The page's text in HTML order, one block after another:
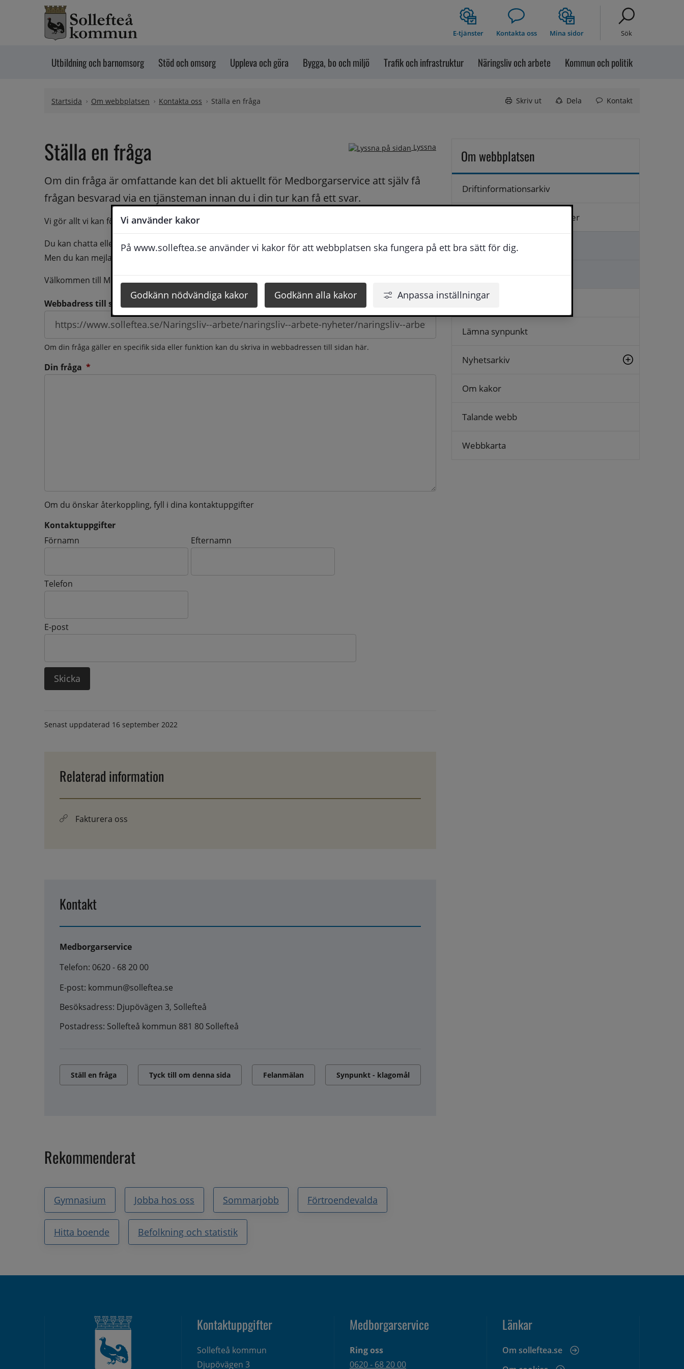
Vi använder kakor
På www.solleftea.se använder vi kakor för att webbplatsen ska fungera på ett bra sätt för dig.
Godkänn nödvändiga kakor Godkänn alla kakor Anpassa inställningar
Hoppa till innehåll
E-tjänster Kontakta oss Mina sidor Sök
Utbildning och barnomsorg Stöd och omsorg Uppleva och göra Bygga, bo och miljö Trafik och infrastruktur Näringsliv och arbete Kommun och politik
Startsida Om webbplatsen Kontakta oss Ställa en fråga Skriv ut Dela Kontakt
Lyssna
Ställa en fråga
Om din fråga är omfattande kan det bli aktuellt för Medborgarservice att själv få
frågan besvarad via en tjänsteman innan du i din tur kan få ett svar.
Vi gör allt vi kan för att du ska få hjälp och svar på dina frågor fortast möjligt.
Du kan chatta eller ringa oss med din fråga så besvarar vi dig så snabbt som möjligt under arbetstid.
Men du kan mejla oss din fråga dygnt runt och du få svaret inom 2 - 4 arbetsdagar.
Välkommen till Medborgarservice!
Webbadress till sidan som frågan berör
Om din fråga gäller en specifik sida eller funktion kan du skriva in webbadressen till sidan här.
Din fråga *
Om du önskar återkoppling, fyll i dina kontaktuppgifter
Kontaktuppgifter
Kontaktuppgifter
Förnamn Efternamn
Telefon
E-post
Senast uppdaterad 16 september 2022
Relaterad information
Fakturera oss
Kontakt
Medborgarservice
Telefon: 0620 - 68 20 00
E-post: kommun@solleftea.se
Besöksadress: Djupövägen 3, Sollefteå
Postadress: Sollefteå kommun 881 80 Sollefteå
Ställ en fråga Tyck till om denna sida Felanmälan Synpunkt - klagomål
Rekommenderat
Gymnasium Jobba hos oss Sommarjobb Förtroendevalda
Hitta boende Befolkning och statistik
Om webbplatsen
Driftinformationsarkiv
Hantering av personuppgifter
Kontakta oss
Ställa en fråga
Logga in
Lämna synpunkt
Nyhetsarkiv
Om kakor
Talande webb
Webbkarta
Kontaktuppgifter
Sollefteå kommun
Djupövägen 3
Medborgarservice
Ring oss
0620 - 68 20 00
Länkar
Om solleftea.se